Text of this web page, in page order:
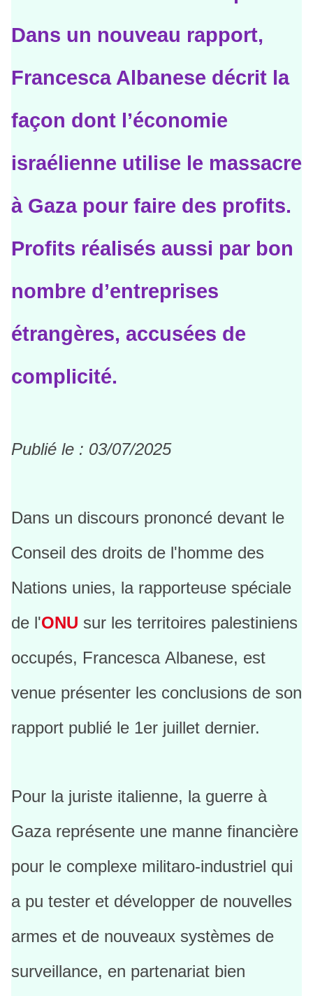
Dans un nouveau rapport,
Francesca Albanese décrit la
façon dont l’économie
israélienne utilise le massacre
à Gaza pour faire des profits.
Profits réalisés aussi par bon
nombre d’entreprises
étrangères, accusées de
complicité.
Publié le : 03/07/2025
Dans un discours prononcé devant le
Conseil des droits de l'homme des
Nations unies, la rapporteuse spéciale
de l'ONU sur les territoires palestiniens
occupés, Francesca Albanese, est
venue présenter les conclusions de son
rapport publié le 1er juillet dernier.
Pour la juriste italienne, la guerre à
Gaza représente une manne financière
pour le complexe militaro-industriel qui
a pu tester et développer de nouvelles
armes et de nouveaux systèmes de
surveillance, en partenariat bien